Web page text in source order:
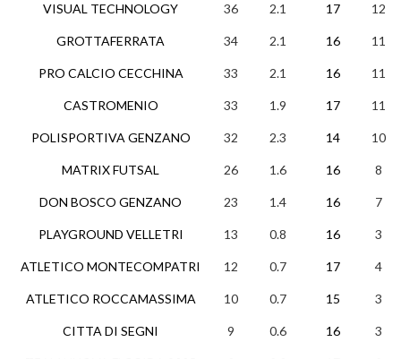
VISUAL TECHNOLOGY
GROTTAFERRATA
PRO CALCIO CECCHINA
CASTROMENIO
POLISPORTIVA GENZANO
MATRIX FUTSAL
DON BOSCO GENZANO
PLAYGROUND VELLETRI
ATLETICO MONTECOMPATRI
ATLETICO ROCCAMASSIMA
CITTA DI SEGNI
36 2.1 17 12
34 2.1 16 11
33 2.1 16 11
33 1.9 17 11
32 2.3 14 10
26 1.6 16 8
23 1.4 16 7
13 0.8 16 3
12 0.7 17 4
10 0.7 15 3
9 0.6 16 3